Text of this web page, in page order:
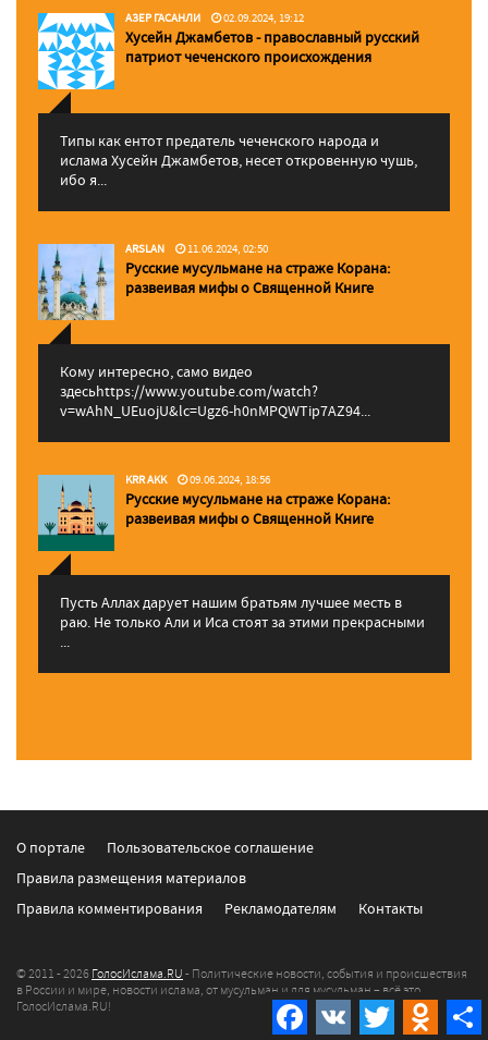
АЗЕР ГАСАНЛИ 02.09.2024, 19:12
Хусейн Джамбетов - православный русский
патриот чеченского происхождения
Типы как ентот предатель чеченского народа и
ислама Хусейн Джамбетов, несет откровенную чушь,
ибо я...
ARSLAN 11.06.2024, 02:50
Русские мусульмане на страже Корана:
pазвеивая мифы о Священной Книге
Кому интересно, само видео
здесьhttps://www.youtube.com/watch?
v=wAhN_UEuojU&lc=Ugz6-h0nMPQWTip7AZ94...
KRR AKK 09.06.2024, 18:56
Русские мусульмане на страже Корана:
pазвеивая мифы о Священной Книге
Пусть Аллах дарует нашим братьям лучшее месть в
раю. Не только Али и Иса стоят за этими прекрасными
...
Facebook
VK Twitter
О портале
Пользовательское соглашение
Правила размещения материалов
Правила комментирования
Рекламодателям Контакты
© 2011 - 2026 ГолосИслама.RU - Политические новости, события и происшествия
в России и мире, новости ислама, от мусульман и для мусульман – всё это
ГолосИслама.RU!